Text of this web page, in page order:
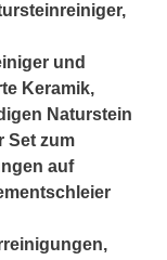
und
Keramik,
Naturstein
Set zum
auf